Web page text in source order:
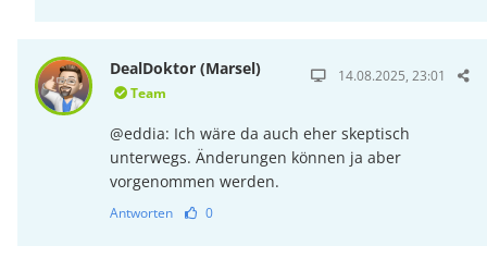
DealDoktor (Marsel)
Team
14.08.2025, 23:01
@eddia: Ich wäre da auch eher skeptisch
unterwegs. Änderungen können ja aber
vorgenommen werden.
Antworten 0